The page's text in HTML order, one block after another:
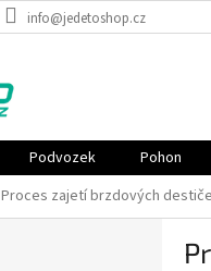
info@jedetoshop.cz
Podvozek Pohon
Proces zajetí brzdových